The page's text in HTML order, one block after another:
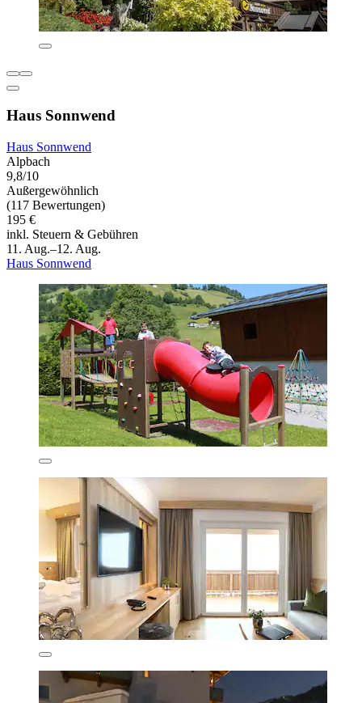
Haus Sonnwend
Haus Sonnwend
Alpbach
9,8/10
Außergewöhnlich
(117 Bewertungen)
195 €
inkl. Steuern & Gebühren
11. Aug.–12. Aug.
Haus Sonnwend